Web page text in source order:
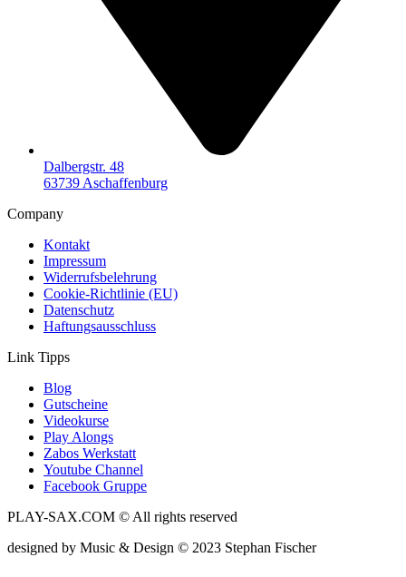
Dalbergstr. 48
63739 Aschaffenburg
Company
Kontakt
Impressum
Widerrufsbelehrung
Cookie-Richtlinie (EU)
Datenschutz
Haftungsausschluss
Link Tipps
Blog
Gutscheine
Videokurse
Play Alongs
Zabos Werkstatt
Youtube Channel
Facebook Gruppe
PLAY-SAX.COM © All rights reserved
designed by Music & Design © 2023 Stephan Fischer